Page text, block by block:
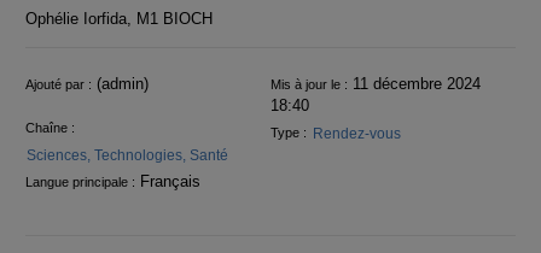
Ophélie Iorfida, M1 BIOCH
Informations
Ajouté par : (admin) Mis à jour le : 11 décembre 2024
18:40
Chaîne :
Sciences, Technologies, Santé
Type : Rendez-vous
Langue principale : Français